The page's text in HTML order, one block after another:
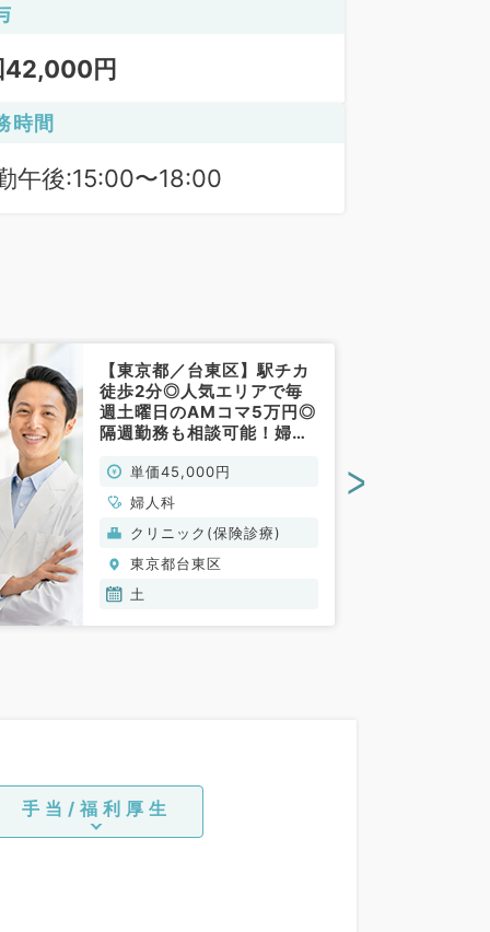
42,000円
時間
午後:15:00〜18:00
【東京都／台東区】駅チカ
徒歩2分◎人気エリアで毎
週土曜日のAMコマ5万円◎
隔週勤務も相談可能！婦人
／非常勤）
単価45,000円
婦人科
クリニック(保険診療)
東京都台東区
土
>
手当/福利厚生